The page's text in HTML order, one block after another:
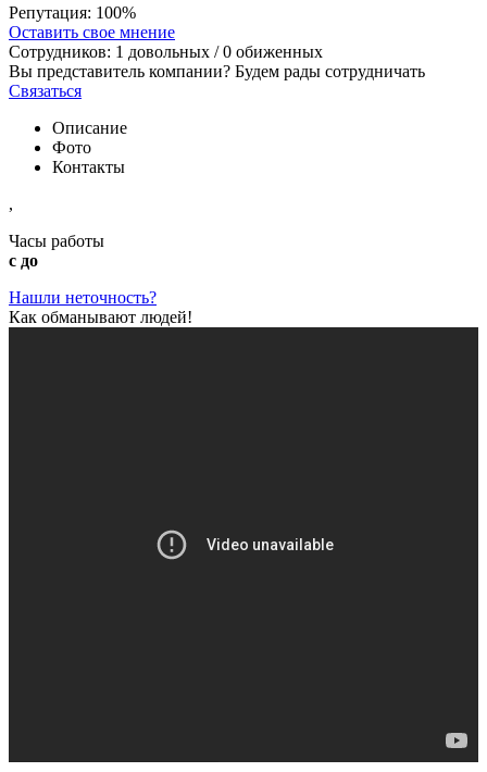
Репутация: 100%
Оставить свое мнение
Сотрудников: 1 довольных /0 обиженных
Вы представитель компании? Будем рады сотрудничать
Связаться
Описание
Фото
Контакты
,
Часы работы
с до
Нашли неточность?
Как обманывают людей!